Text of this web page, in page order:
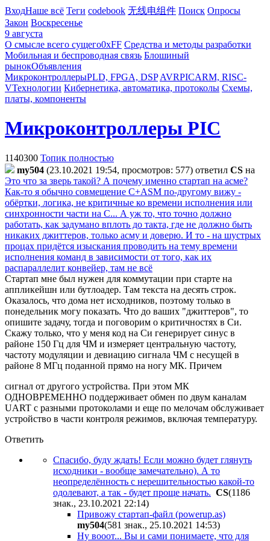
ВходНаше всё Теги codebook 无线电组件 Поиск Опросы
Закон Воскресенье
9 августа
О смысле всего сущего0xFF Средства и методы разработки
Мобильная и беспроводная связь Блошиный
рынокОбъявления
МикроконтроллерыPLD, FPGA, DSP AVRPICARM, RISC-
VТехнологии Кибернетика, автоматика, протоколы Схемы,
платы, компоненты
Микроконтроллеры PIC
1140300 Топик полностью
my504 (23.10.2021 19:54, просмотров: 577) ответил CS на
Это что за зверь такой? А почему именно стартап на асме?
Как-то я обычно совмещение С+АSM по-другому вижу -
обёртки, логика, не критичные ко времени исполнения или
синхронности части на C... А уж то, что точно должно
работать, как задумано вплоть до такта, где не должно быть
никаких джиттеров, только асму и доверю. И то - на шустрых
процах придётся изыскания проводить на тему времени
исполнения команд в зависимости от того, как их
распараллелит конвейер, там не всё
Стартап мне был нужен для коммутации при старте на
аппликейшн или бутлоадер. Там текста на десять строк.
Оказалось, что дома нет исходников, поэтому только в
понедельник могу показать. Что до ваших "джиттеров", то
опишите задачу, тогда и поговорим о критичностях в Си.
Скажу только, что у меня код на Си генерирует синус в
районе 150 Гц для ЧМ и измеряет центральную частоту,
частоту модуляции и девиацию сигнала ЧМ с несущей в
районе 8 МГц поданной прямо на ногу МК. Причем
сигнал от другого устройства. При этом МК
ОДНОВРЕМЕННО поддерживает обмен по двум каналам
UART с разными протоколами и еще по мелочам обслуживает
устройство в части контроля режимов, включая температуру.
Ответить
Спасибо, буду ждать! Если можно будет глянуть
исходники - вообще замечательно). А то
неопределённость с нерешительностью какой-то
одолевают, а так - будет проще начать. CS(1186
знак., 23.10.2021 22:14)
Привожу стартап-файл (powerup.as)
my504(581 знак., 25.10.2021 14:53)
Ну вооот... Вы и сами понимаете, что для